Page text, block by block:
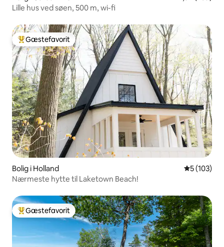
Lille hus ved søen, 500 m, wi-fi
Bedste gæstefavorit
Gæstefavorit
Bolig i Holland 5 ud af 5 i
5 (103)
Nærmeste hytte til Laketown Beach!
Bedste gæstefavorit
Gæstefavorit